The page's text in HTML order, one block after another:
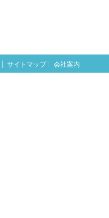
サイトマップ 会社案内